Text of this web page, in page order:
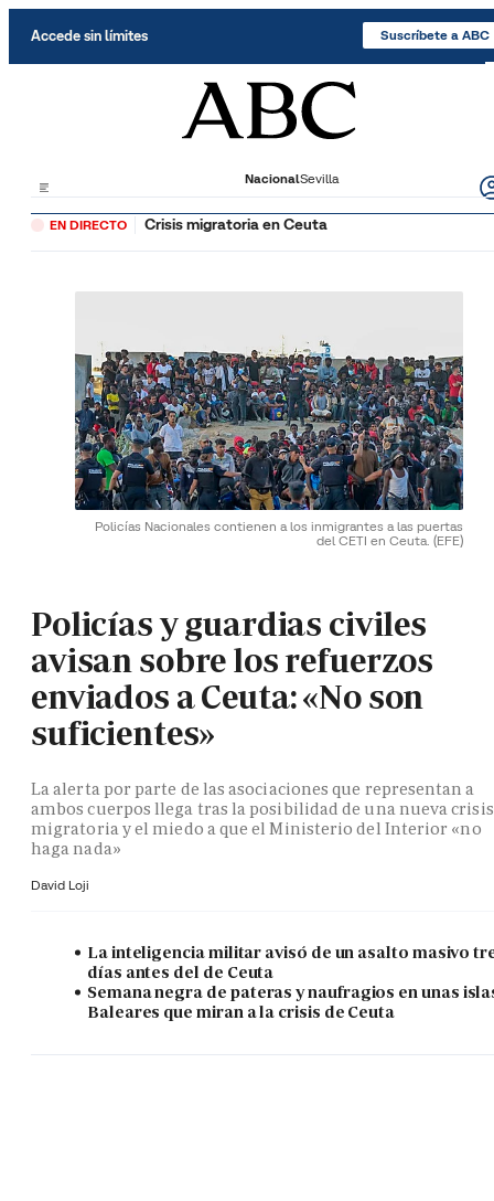
Accede sin límites Suscríbete a ABC
NacionalSevilla
EN DIRECTO Crisis migratoria en Ceuta
Policías Nacionales contienen a los inmigrantes a las puertas
del CETI en Ceuta. (EFE)
Policías y guardias civiles
avisan sobre los refuerzos
enviados a Ceuta: «No son
suficientes»
La alerta por parte de las asociaciones que representan a
ambos cuerpos llega tras la posibilidad de una nueva crisis
migratoria y el miedo a que el Ministerio del Interior «no
haga nada»
David Loji
La inteligencia militar avisó de un asalto masivo
días antes del de Ceuta
Semana negra de pateras y naufragios en unas
Baleares que miran a la crisis de Ceuta